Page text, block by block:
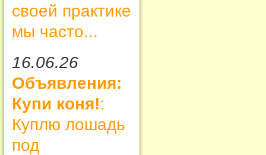
своей практике
мы часто...
16.06.26
Объявления:
Купи коня!:
Куплю лошадь
под